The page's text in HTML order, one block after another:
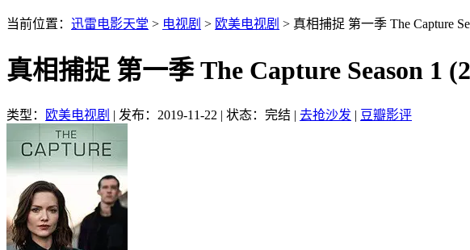
当前位置： 迅雷电影天堂 > 电视剧 > 欧美电视剧 > 真相捕捉 第一季 The Capture
真相捕捉 第一季 The Capture Season 1
类型： 欧美电视剧 | 发布：2019-11-22 | 状态：完结 | 去抢沙发 | 豆瓣影评